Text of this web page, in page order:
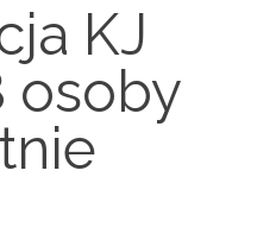
KJ
osoby